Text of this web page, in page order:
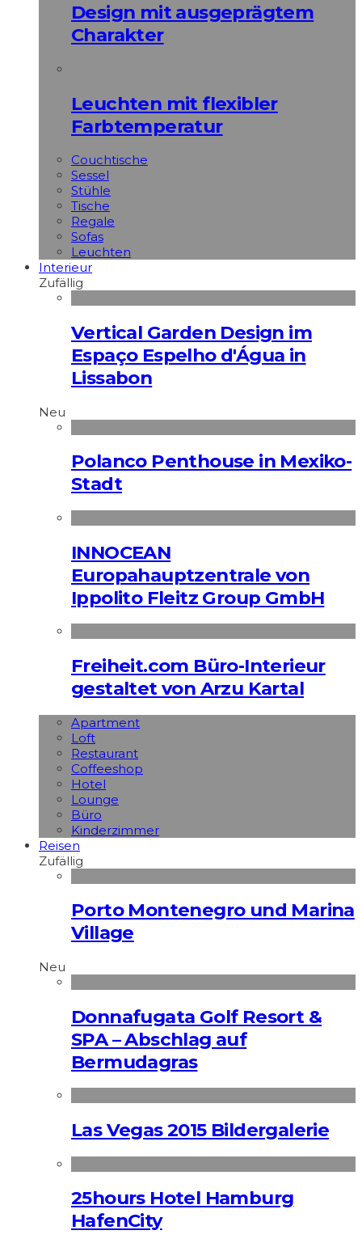
Design mit ausgeprägtem
Charakter
Leuchten mit flexibler
Farbtemperatur
Couchtische
Sessel
Stühle
Tische
Regale
Sofas
Leuchten
Interieur
Zufällig
Vertical Garden Design im
Espaço Espelho d'Água in
Lissabon
Neu
Polanco Penthouse in Mexiko-
Stadt
INNOCEAN
Europahauptzentrale von
Ippolito Fleitz Group GmbH
Freiheit.com Büro-Interieur
gestaltet von Arzu Kartal
Apart­ment
Loft
Restaurant
Coffeeshop
Hotel
Lounge
Büro
Kinderzimmer
Reisen
Zufällig
Porto Montenegro und Marina
Village
Neu
Donnafugata Golf Resort &
SPA – Abschlag auf
Bermudagras
Las Vegas 2015 Bildergalerie
25hours Hotel Hamburg
HafenCity